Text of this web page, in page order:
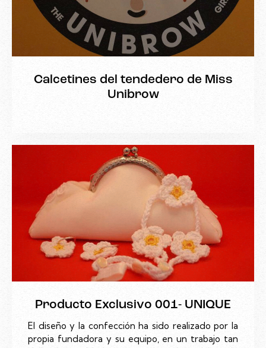
Calcetines del tendedero de Miss
Unibrow
Producto Exclusivo 001- UNIQUE
El diseño y la confección ha sido realizado por la
propia fundadora y su equipo, en un trabajo tan